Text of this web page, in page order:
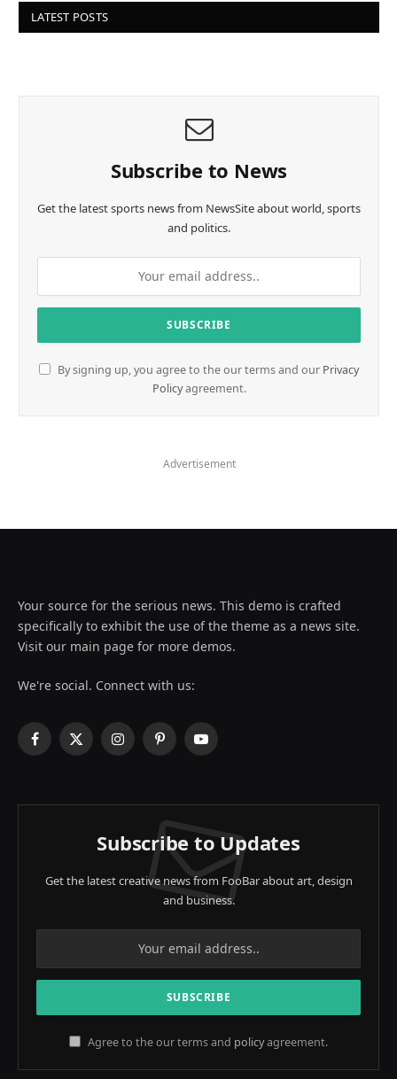
LATEST POSTS
Subscribe to News
Get the latest sports news from NewsSite about world, sports
and politics.
By signing up, you agree to the our terms and our Privacy
Policyagreement.
Advertisement
Your source for the serious news. This demo is crafted
specifically to exhibit the use of the theme as a news site.
Visit our main page for more demos.
We're social. Connect with us:
Facebook
X
InstagramPinterestYouTube
Subscribe to Updates
Get the latest creative news from FooBar about art, design
and business.
Agree to the our terms and policyagreement.